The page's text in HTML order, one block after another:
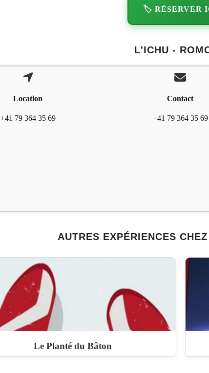
🏷️ RÉSERVER
L'ICHU -
Location
+41 79 364 35 69
Contact
+41 79 364 35 69
AUTRES EXPÉRIENCES
Le Planté du Bâton